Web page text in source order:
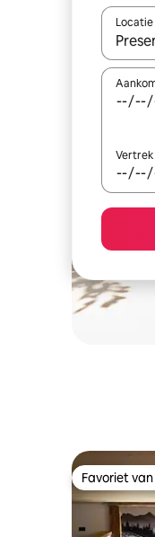
Locatie
Vertrek
Favoriet
Favoriet